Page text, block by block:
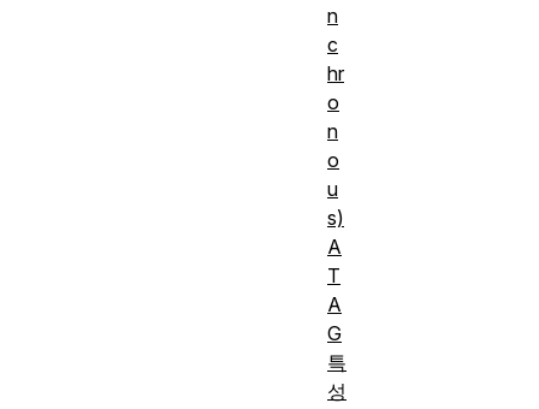
n
c
hr
o
n
o
u
s)
A
T
A
G
특
성